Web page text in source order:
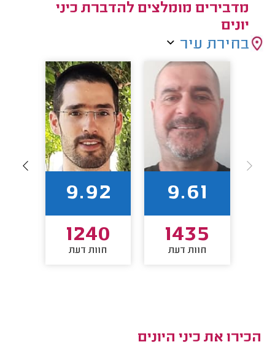
מדבירים מומלצים להדברת כיני
יונים
בחירת עיר
9.61
1435
חוות דעת
9.92
1240
חוות דעת
הכירו את כיני היונים